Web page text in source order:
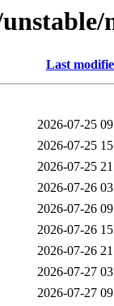
Last
2026-07-25
2026-07-25
2026-07-25
2026-07-26
2026-07-26
2026-07-26
2026-07-26
2026-07-27
2026-07-27